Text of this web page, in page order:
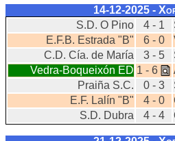
14-12-2025 -
S.D. O Pino
4 - 1
E.F.B. Estrada "B"
6 - 0
C.D. Cía. de María
3 - 5
Vedra-Boqueixón ED 1 - 6
Praiña S.C.
0 - 3
E.F. Lalín "B"
4 - 0
S.D. Dubra
4 - 4